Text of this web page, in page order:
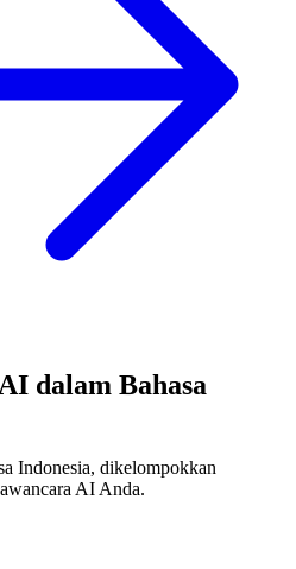
dalam Bahasa
Indonesia, dikelompokkan
AI Anda.